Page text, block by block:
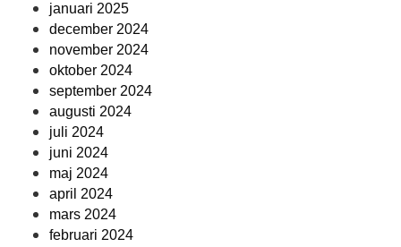
januari 2025
december 2024
november 2024
oktober 2024
september 2024
augusti 2024
juli 2024
juni 2024
maj 2024
april 2024
mars 2024
februari 2024